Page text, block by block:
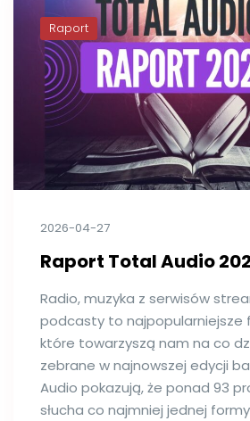
Raport
2026-04-27
Raport Total Audio
Radio, muzyka z serwisów
podcasty to najpopularniejsze
które towarzyszą nam na co
zebrane w najnowszej edycji
Audio pokazują, że ponad 93
słucha co najmniej jednej